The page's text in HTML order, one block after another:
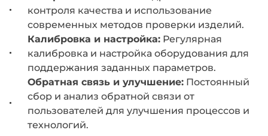
контроля качества и использование
современных методов проверки изделий.
Калибровка и настройка: Регулярная
калибровка и настройка оборудования для
поддержания заданных параметров.
Обратная связь и улучшение: Постоянный
сбор и анализ обратной связи от
пользователей для улучшения процессов и
технологий.